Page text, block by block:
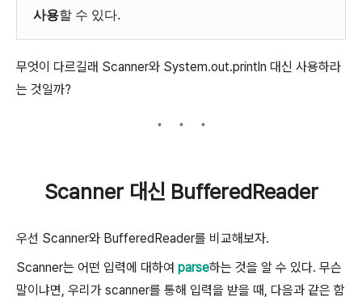
사용할 수 있다.
무엇이 다르길래 Scanner와 System.out.println 대신 사용하라
는 것일까?
Scanner 대신 BufferedReader
우선 Scanner와 BufferedReader를 비교해보자.
Scanner는 어떤 입력에 대하여 parse하는 것을 알 수 있다. 무슨
말이냐면, 우리가 scanner를 통해 입력을 받을 때, 다음과 같은 함